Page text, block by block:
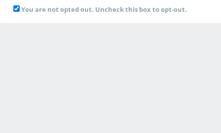
You are not opted out. Uncheck this box to opt-out.